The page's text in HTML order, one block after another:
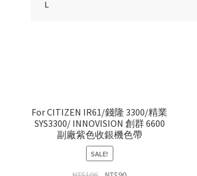
L
For CITIZEN IR61/錢隆 3300/精業
SYS3300/ INNOVISION 創群 6600
副廠紫色收銀機色帶
SALE!